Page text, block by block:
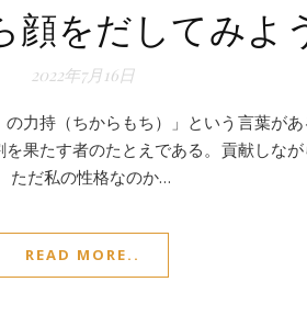
顔をだしてみよ
2022年7月16日
力持（ちからもち）」という言葉が
果たす者のたとえである。貢献しな
ただ私の性格なのか…
READ MORE..